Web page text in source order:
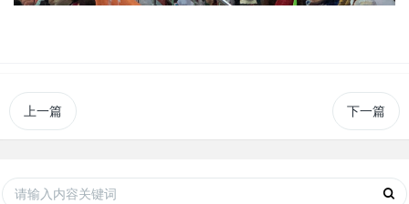
上一篇 下一篇